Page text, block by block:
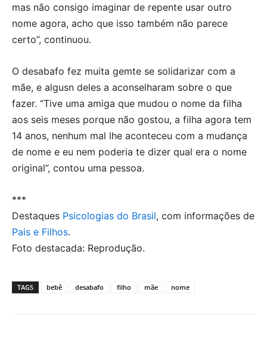
mas não consigo imaginar de repente usar outro
nome agora, acho que isso também não parece
certo”, continuou.
O desabafo fez muita gemte se solidarizar com a
mãe, e algusn deles a aconselharam sobre o que
fazer. “Tive uma amiga que mudou o nome da filha
aos seis meses porque não gostou, a filha agora tem
14 anos, nenhum mal lhe aconteceu com a mudança
de nome e eu nem poderia te dizer qual era o nome
original”, contou uma pessoa.
***
Destaques Psicologias do Brasil, com informações de
Pais e Filhos.
Foto destacada: Reprodução.
TAGS bebê desabafo filho mãe nome